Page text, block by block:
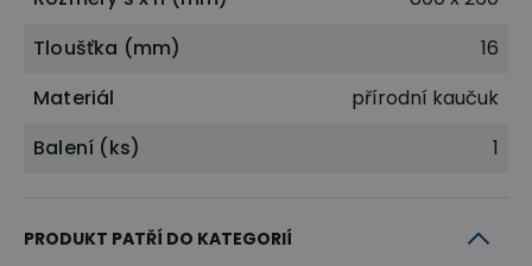
Tloušťka (mm)
16
Materiál
přírodní kaučuk
Balení (ks)
1
PRODUKT PATŘÍ DO KATEGORIÍ